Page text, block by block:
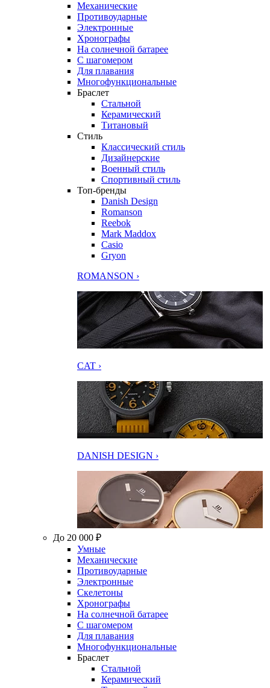
Механические
Противоударные
Электронные
Хронографы
На солнечной батарее
С шагомером
Для плавания
Многофункциональные
Браслет
Стальной
Керамический
Титановый
Стиль
Классический стиль
Дизайнерские
Военный стиль
Спортивный стиль
Топ-бренды
Danish Design
Romanson
Reebok
Mark Maddox
Casio
Gryon
ROMANSON ›
CAT ›
DANISH DESIGN ›
До 20 000 ₽
Умные
Механические
Противоударные
Электронные
Скелетоны
Хронографы
На солнечной батарее
С шагомером
Для плавания
Многофункциональные
Браслет
Стальной
Керамический